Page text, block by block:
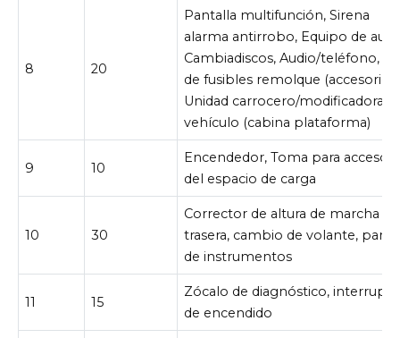
8 20
Pantalla multifunción, Sirena
alarma antirrobo, Equipo de
Cambiadiscos, Audio/teléfono,
de fusibles remolque (accesorio),
Unidad carrocero/modificadora
vehículo (cabina plataforma)
9 10
Encendedor, Toma para
del espacio de carga
10 30
Corrector de altura de marcha
trasera, cambio de volante, panel
de instrumentos
11 15
Zócalo de diagnóstico,
de encendido